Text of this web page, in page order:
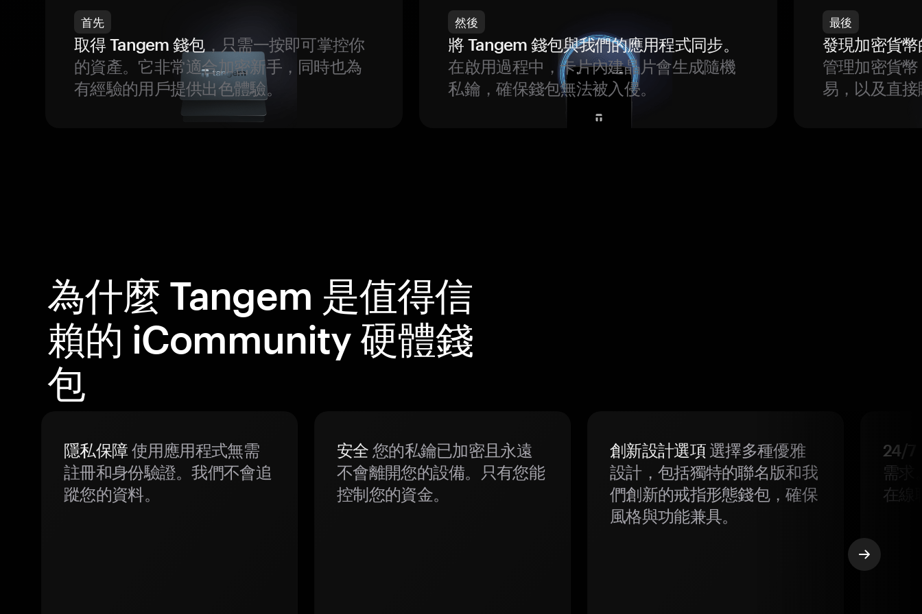
首先
取得 Tangem 錢包，只需一按即可掌控你
的資產。它非常適合加密新手，同時也為
有經驗的用戶提供出色體驗。
然後
將 Tangem 錢包與我們的應用程式同步。
在啟用過程中，卡片內建晶片會生成隨機
私鑰，確保錢包無法被入侵。
最後
發現加密貨
管理加密貨
易，以及直
為什麼 Tangem 是值得信
賴的 iCommunity 硬體錢
包
隱私保障使用應用程式無需
註冊和身份驗證。我們不會追
蹤您的資料。
安全 您的私鑰已加密且永遠
不會離開您的設備。只有您能
控制您的資金。
創新設計選項選擇多種優雅
設計，包括獨特的聯名版和我
們創新的戒指形態錢包，確保
風格與功能兼具。
24/7
需求
在線